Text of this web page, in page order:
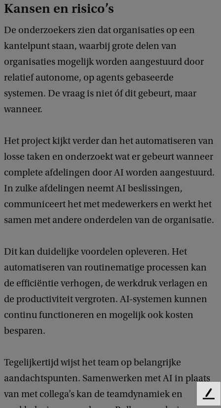
Kansen en risico’s
De onderzoekers zien dat organisaties op een
kantelpunt staan, waarbij grote delen van
organisaties mogelijk worden aangestuurd door
relatief autonome, op agents gebaseerde
systemen. De vraag is niet óf dit gebeurt, maar
wanneer.
Het project kijkt verder dan het automatiseren van
losse taken en onderzoekt wat er gebeurt wanneer
complete afdelingen door AI worden aangestuurd.
In zulke afdelingen neemt AI beslissingen,
communiceert het met medewerkers en werkt het
samen met andere onderdelen van de organisatie.
Dit kan duidelijke voordelen opleveren. Het
automatiseren van routinematige processen kan
de efficiëntie verhogen, de werkdruk verlagen en
de productiviteit vergroten. AI-systemen kunnen
continu functioneren en mogelijk ook kosten
besparen.
Tegelijkertijd wijst het team op belangrijke
aandachtspunten. Samenwerken met AI in plaats
van met collega’s kan de teamdynamiek en
F